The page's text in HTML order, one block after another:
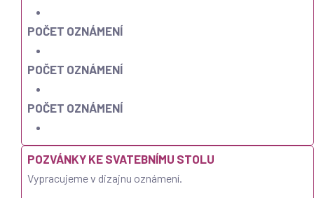
POČET OZNÁMENÍ
POČET OZNÁMENÍ
POČET OZNÁMENÍ
POZVÁNKY KE SVATEBNÍMU STOLU
Vypracujeme v dizajnu oznámení.